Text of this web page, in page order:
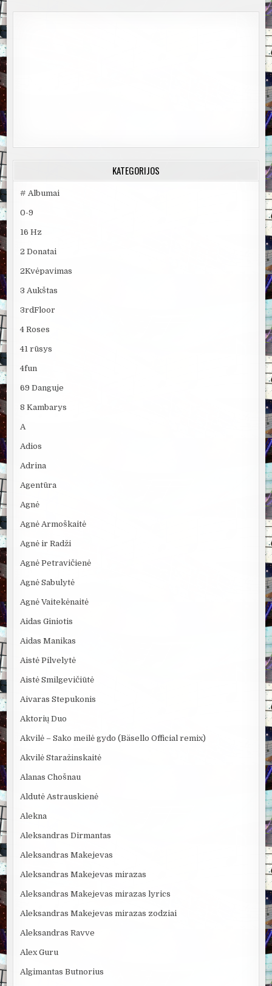
KATEGORIJOS
# Albumai
0-9
16 Hz
2 Donatai
2Kvėpavimas
3 Aukštas
3rdFloor
4 Roses
41 rūsys
4fun
69 Danguje
8 Kambarys
A
Adios
Adrina
Agentūra
Agnė
Agnė Armoškaitė
Agnė ir Radži
Agnė Petravičienė
Agnė Sabulytė
Agnė Vaitekėnaitė
Aidas Giniotis
Aidas Manikas
Aistė Pilvelytė
Aistė Smilgevičiūtė
Aivaras Stepukonis
Aktorių Duo
Akvilė – Sako meilė gydo (Bäsello Official remix)
Akvilė Staražinskaitė
Alanas Chošnau
Aldutė Astrauskienė
Alekna
Aleksandras Dirmantas
Aleksandras Makejevas
Aleksandras Makejevas mirazas
Aleksandras Makejevas mirazas lyrics
Aleksandras Makejevas mirazas zodziai
Aleksandras Ravve
Alex Guru
Algimantas Butnorius